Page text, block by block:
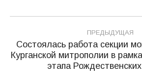
Навигация
по
записям
ПРЕДЫДУЩАЯ
запись:
Состоялась работа секции
Курганской митрополии в
этапа